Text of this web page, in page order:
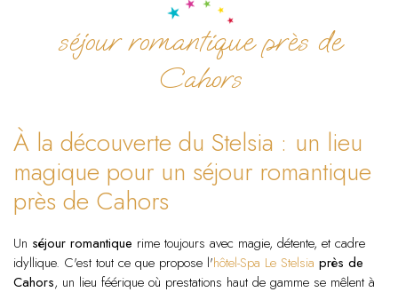
séjour romantique près de
Cahors
À la découverte du Stelsia : un lieu
magique pour un séjour romantique
près de Cahors
Un séjour romantique rime toujours avec magie, détente, et cadre
idyllique. C'est tout ce que propose l'hôtel-Spa Le Stelsia près de
Cahors, un lieu féérique où prestations haut de gamme se mêlent à